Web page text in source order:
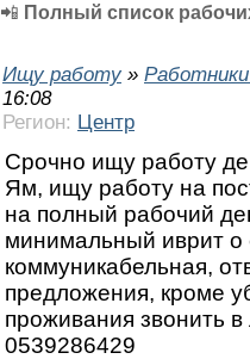
📲 Полный список
Ищу работу »
16:08
Регион: Центр
Срочно ищу работу
Ям, ищу работу на
на полный рабочий
минимальный иврит о
коммуникабельная,
предложения, кроме
проживания звонить
0539286429